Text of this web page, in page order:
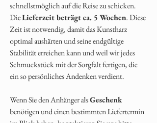
schnellstmöglich auf die Reise zu schicken.
DieLieferzeit beträgt ca. 5 Wochen. Diese
Zeit ist notwendig, damit das Kunstharz
optimal aushärten und seine endgültige
Stabilität erreichen kann und weil wir jedes
Schmuckstück mit der Sorgfalt fertigen, die
ein so persönliches Andenken verdient.
Wenn Sie den Anhänger alsGeschenk
benötigen und einen bestimmten Liefertermin